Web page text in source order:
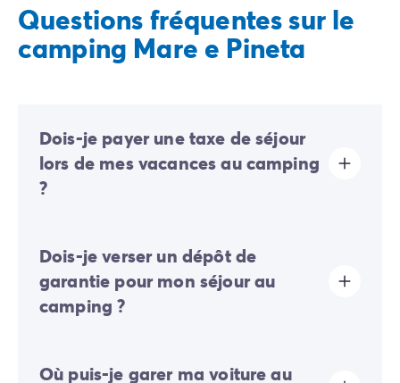
Questions fréquentes sur le
camping Mare e Pineta
Dois-je payer une taxe de séjour
lors de mes vacances au camping
?
sites touristiques. Il vous faudra donc l’acquitter lors
de votre enregistrement en ligne ou une fois sur place.
Dois-je verser un dépôt de
garantie pour mon séjour au
camping ?
votre enregistrement en ligne ou une fois sur place.
Où puis-je garer ma voiture au